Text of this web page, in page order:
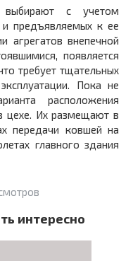
выбирают с учетом
и предъявляемых к ее
агрегатов внепечной
появляется
требует тщательных
Пока не
расположения
цехе. Их размещают в
передачи ковшей на
главного здания
интересно